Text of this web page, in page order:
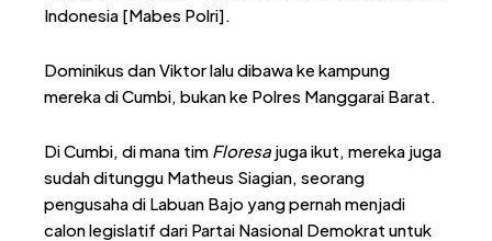
Indonesia [Mabes Polri].
Dominikus dan Viktor lalu dibawa ke kampung
mereka di Cumbi, bukan ke Polres Manggarai Barat.
Di Cumbi, di mana tim Floresa juga ikut, mereka juga
sudah ditunggu Matheus Siagian, seorang
pengusaha di Labuan Bajo yang pernah menjadi
calon legislatif dari Partai Nasional Demokrat untuk